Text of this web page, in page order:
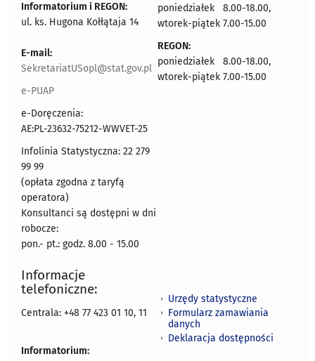
Informatorium i REGON:
ul. ks. Hugona Kołłątaja 14
E-mail:
SekretariatUSopl@stat.gov.pl
e-PUAP
e-Doręczenia:
AE:PL-23632-75212-WWVET-25
Infolinia Statystyczna: 22 279
99 99
(opłata zgodna z taryfą
operatora)
Konsultanci są dostępni w dni
robocze:
pon.- pt.: godz. 8.00 - 15.00
poniedziałek 8.00-18.00,
wtorek-piątek 7.00-15.00
REGON:
poniedziałek 8.00-18.00,
wtorek-piątek 7.00-15.00
Informacje
telefoniczne:
Centrala: +48 77 423 01 10, 11
Informatorium:
Urzędy statystyczne
Formularz zamawiania
danych
Deklaracja dostępności